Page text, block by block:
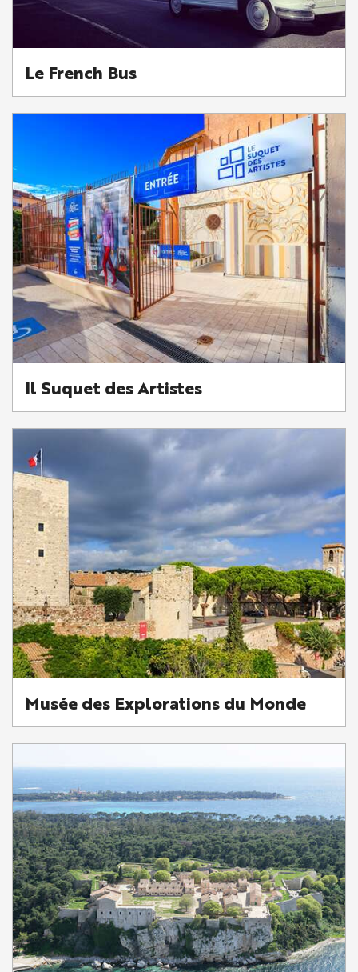
Le French Bus
Il Suquet des Artistes
Musée des Explorations du Monde